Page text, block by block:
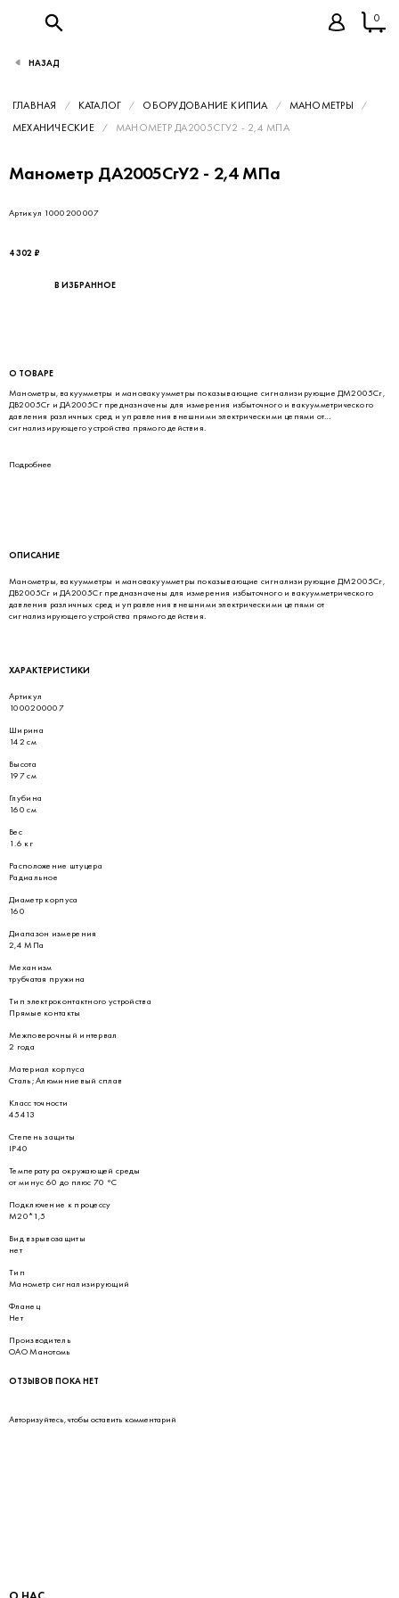
0
ГЛАВНАЯ КАТАЛОГ ОБОРУДОВАНИЕ КИПИА
МАНОМЕТРЫ
МЕХАНИЧЕСКИЕ
МАНОМЕТР ДА2005СГУ2 - 2,4 МПА
Манометр ДА2005СгУ2 - 2,4 МПа
Артикул 1000200007
4 302 ₽
В ИЗБРАННОЕ
О ТОВАРЕ
Манометры, вакуумметры и мановакуумметры показывающие сигнализирующие ДМ2005Сг,
ДВ2005Сг и ДА2005Сг предназначены для измерения избыточного и вакуумметрического
давления различных сред и управления внешними электрическими цепями от
сигнализирующего устройства прямого действия.
Подробнее
ОПИСАНИЕ
Манометры, вакуумметры и мановакуумметры показывающие сигнализирующие ДМ2005Сг,
ДВ2005Сг и ДА2005Сг предназначены для измерения избыточного и вакуумметрического
давления различных сред и управления внешними электрическими цепями от
сигнализирующего устройства прямого действия.
ХАРАКТЕРИСТИКИ
Артикул
1000200007
Ширина
142 см
Высота
197 см
Глубина
160 см
Вес
1.6 кг
Расположение штуцера
Радиальное
Диаметр корпуса
160
Диапазон измерения
2,4 МПа
Механизм
трубчатая пружина
Тип электроконтактного устройства
Прямые контакты
Межповерочный интервал
2 года
Материал корпуса
Сталь; Алюминиевый сплав
Класс точности
45413
Степень защиты
IP40
Температура окружающей среды
от минус 60 до плюс 70 °С
Подключение к процессу
М20*1,5
Вид взрывозащиты
нет
Тип
Манометр сигнализирующий
Фланец
Нет
Производитель
ОАО Манотомь
ОТЗЫВОВ ПОКА НЕТ
Авторизуйтесь, чтобы оставить комментарий
НАЗАД